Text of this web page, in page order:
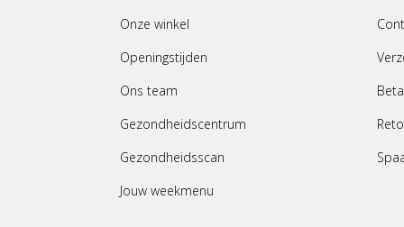
Onze winkel
Openingstijden
Ons team
Gezondheidscentrum
Gezondheidsscan
Jouw weekmenu